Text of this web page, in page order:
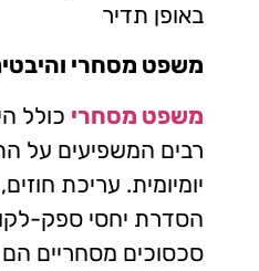
באופן תדיר
משפט מסחרי
משפט מסחרי כולל
רבים המשפיעים על
יומיומית. עריכת
הסדרת יחסי ספק-
סכסוכים מסחריים